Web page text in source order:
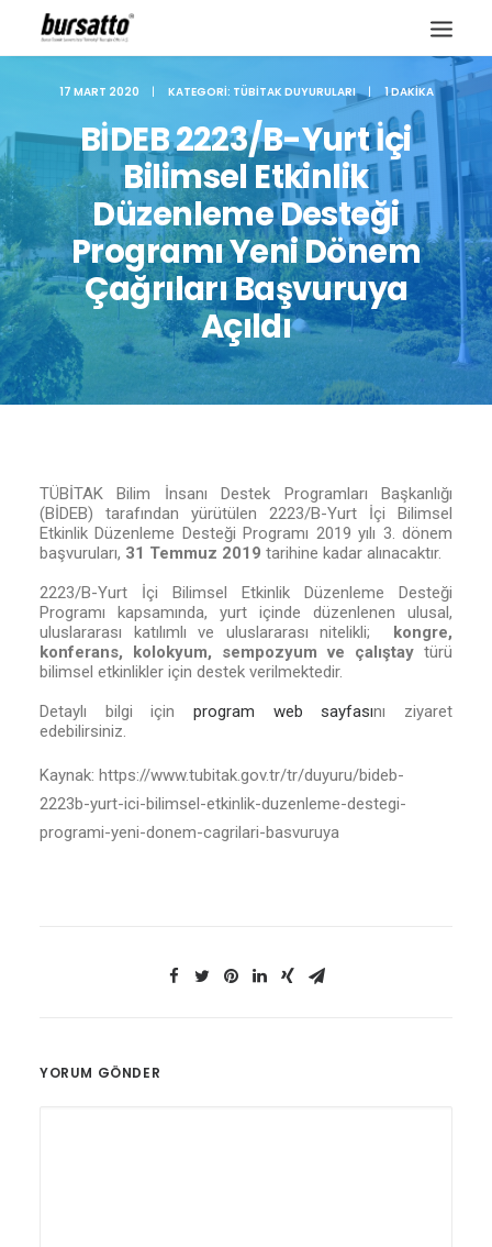
17 MART 2020 | KATEGORI: TÜBITAK DUYURULARI | 1 DAKIKA
BİDEB 2223/B-Yurt İçi
Bilimsel Etkinlik
Düzenleme Desteği
Programı Yeni Dönem
Çağrıları Başvuruya
Açıldı
TÜBİTAK Bilim İnsanı Destek Programları Başkanlığı
(BİDEB) tarafından yürütülen 2223/B-Yurt İçi Bilimsel
Etkinlik Düzenleme Desteği Programı 2019 yılı 3. dönem
başvuruları, 31 Temmuz 2019 tarihine kadar alınacaktır.
2223/B-Yurt İçi Bilimsel Etkinlik Düzenleme Desteği
Programı kapsamında, yurt içinde düzenlenen ulusal,
uluslararası katılımlı ve uluslararası nitelikli; kongre,
konferans, kolokyum, sempozyum ve çalıştay türü
bilimsel etkinlikler için destek verilmektedir.
Detaylı bilgi için program web sayfasını ziyaret
edebilirsiniz.
Kaynak: https://www.tubitak.gov.tr/tr/duyuru/bideb-
2223b-yurt-ici-bilimsel-etkinlik-duzenleme-destegi-
programi-yeni-donem-cagrilari-basvuruya
YORUM GÖNDER